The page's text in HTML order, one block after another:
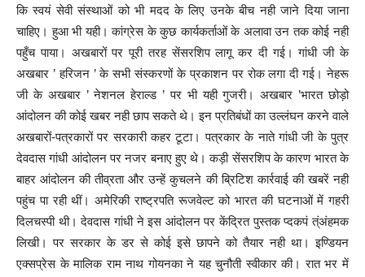
कि स्वयं सेवी संस्थाओं को भी मदद के लिए उनके बीच नही जाने दिया जाना
चाहिए। हुआ भी यही। कांग्रेस के कुछ कार्यकर्ताओं के अलावा उन तक कोई नही
पहुँच पाया। अखबारों पर पूरी तरह सेंसरशिप लागू कर दी गई। गांधी जी के
अखबार ’ हरिजन ’ के सभी संस्करणों के प्रकाशन पर रोक लगा दी गई। नेहरू
जी के अखबार ’ नेशनल हेराल्ड ’ पर भी यही गुजरी। अखबार ’भारत छोड़ो
आंदोलन की कोई खबर नही छाप सकते थे। इन प्रतिबंधों का उल्लंघन करने वाले
अखबारों-पत्रकारों पर सरकारी कहर टूटा। पत्रकार के नाते गांधी जी के पुत्र
देवदास गांधी आंदोलन पर नजर बनाए हुए थे। कड़ी सेंसरशिप के कारण भारत के
बाहर आंदोलन की तीव्रता और उन्हें कुचलने की ब्रिटिश कार्रवाई की खबरें नही
पहुंच पा रही थीं। अमेरिकी राष्ट्रपति रूजवेल्ट को भारत की घटनाओं में गहरी
दिलचस्पी थी। देवदास गांधी ने इस आंदोलन पर केंद्रित पुस्तक प्दकपं त्ंअंहमक
लिखी। पर सरकार के डर से कोई इसे छापने को तैयार नही था। इण्डियन
एक्सप्रेस के मालिक राम नाथ गोयनका ने यह चुनौती स्वीकार की। रात भर में